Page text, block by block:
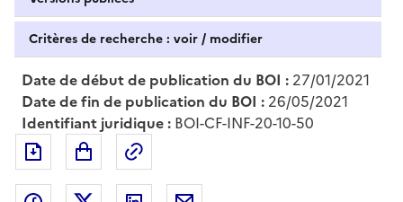
Critères de recherche : voir / modifier
Date de début de publication du BOI : 27/01/2021
Date de fin de publication du BOI : 26/05/2021
Identifiant juridique : BOI-CF-INF-20-10-50
Exporter le document au format pdf